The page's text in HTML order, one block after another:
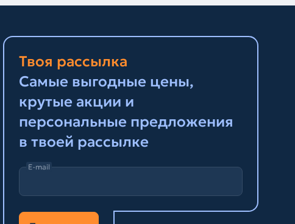
Твоя рассылка
Самые выгодные цены,
крутые акции и
персональные предложения
в твоей рассылке
E-mail